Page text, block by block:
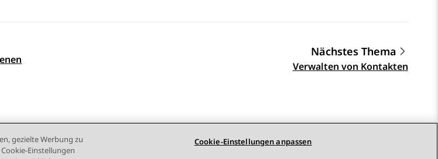
Nächstes Thema
Verwalten von Kontakten
gezielte Werbung zu
Einstellungen
Cookie-Einstellungen anpassen